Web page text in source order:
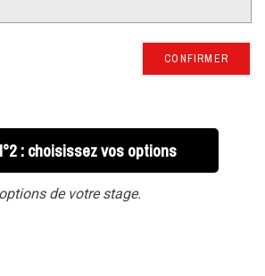
CONFIRMER
: choisissez vos options
de votre stage.